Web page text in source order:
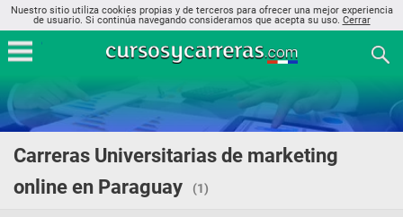
Nuestro sitio utiliza cookies propias y de terceros para ofrecer una mejor experiencia
de usuario. Si continúa navegando consideramos que acepta su uso. Cerrar
Carreras Universitarias de marketing
online en Paraguay
(1)